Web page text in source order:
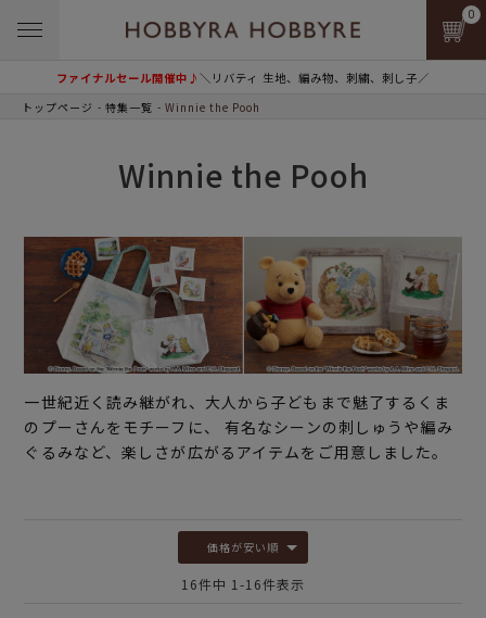
ファイナルセール開催中♪＼リバティ 生地、編み物、刺繍、刺し子／
0
トップページ 特集一覧 Winnie the Pooh
Winnie the Pooh
一世紀近く読み継がれ、大人から子どもまで魅了するくま
のプーさんをモチーフに、 有名なシーンの刺しゅうや編み
ぐるみなど、楽しさが広がるアイテムをご用意しました。
価格が安い順
16件中 1 -16件表示